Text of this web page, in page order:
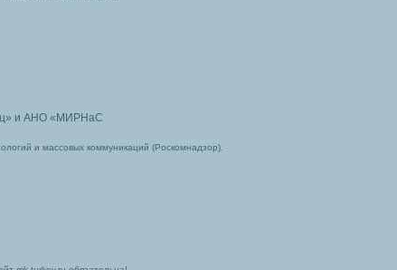
и АНО «МИРНаС
и массовых коммуникаций (Роскомнадзор).